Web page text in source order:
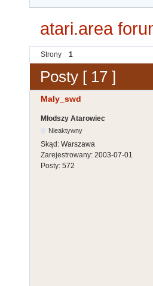
atari.area
Strony 1
Posty [ 17 ]
Maly_swd
Młodszy Atarowiec
Nieaktywny
Skąd: Warszawa
Zarejestrowany: 2003-07-01
Posty: 572